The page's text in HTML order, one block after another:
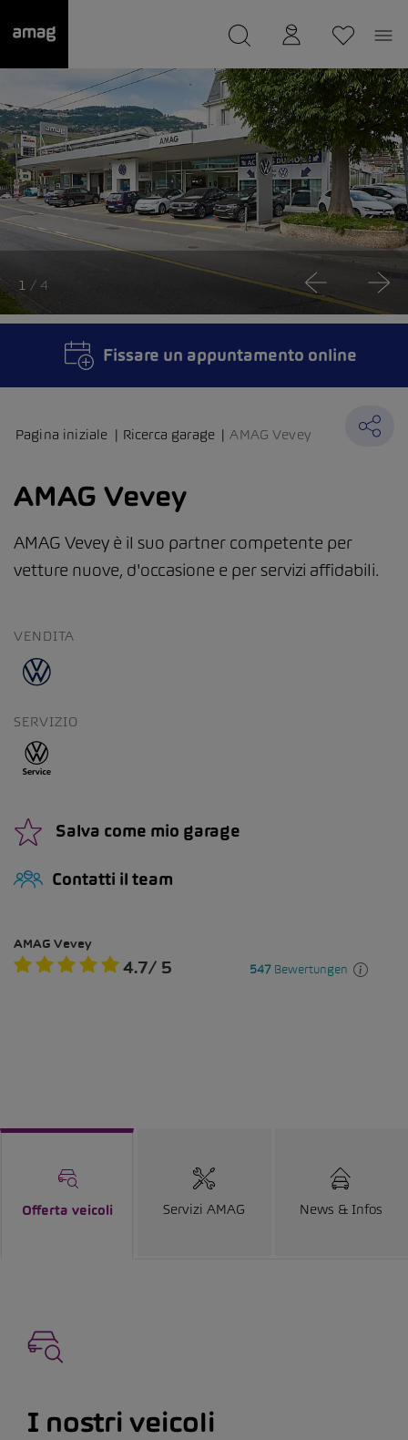
Il suo garage è stato salvato
Pagina iniziale Ricerca garage AMAG Vevey
AMAG Vevey
AMAG Vevey è il suo partner competente per
vetture nuove, d'occasione e per servizi affidabili.
VENDITA
SERVIZIO
Salva come mio garage
Contatti il team
1 / 4
Fissare un appuntamento online
Offerta veicoli Servizi AMAG News & Infos
I nostri veicoli